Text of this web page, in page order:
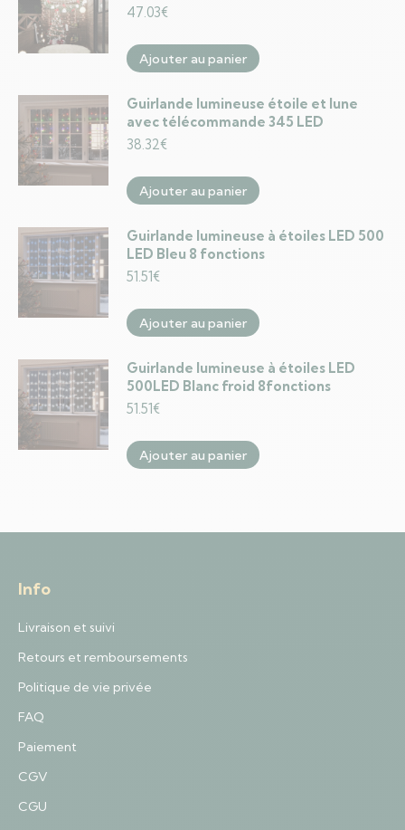
47.03€
Ajouter au panier
Guirlande lumineuse étoile et lune
avec télécommande 345 LED
38.32€
Ajouter au panier
Guirlande lumineuse à étoiles LED 500
LED Bleu 8 fonctions
51.51€
Ajouter au panier
Guirlande lumineuse à étoiles LED
500LED Blanc froid 8fonctions
51.51€
Ajouter au panier
Info
Livraison et suivi
Retours et remboursements
Politique de vie privée
FAQ
Paiement
CGV
CGU